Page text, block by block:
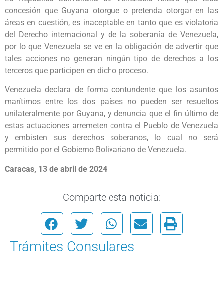
concesión que Guyana otorgue o pretenda otorgar en las
áreas en cuestión, es inaceptable en tanto que es violatoria
del Derecho internacional y de la soberanía de Venezuela,
por lo que Venezuela se ve en la obligación de advertir que
tales acciones no generan ningún tipo de derechos a los
terceros que participen en dicho proceso.
Venezuela declara de forma contundente que los asuntos
marítimos entre los dos países no pueden ser resueltos
unilateralmente por Guyana, y denuncia que el fin último de
estas actuaciones arremeten contra el Pueblo de Venezuela
y embisten sus derechos soberanos, lo cual no será
permitido por el Gobierno Bolivariano de Venezuela.
Caracas, 13 de abril de 2024
Comparte esta noticia:
Trámites Consulares